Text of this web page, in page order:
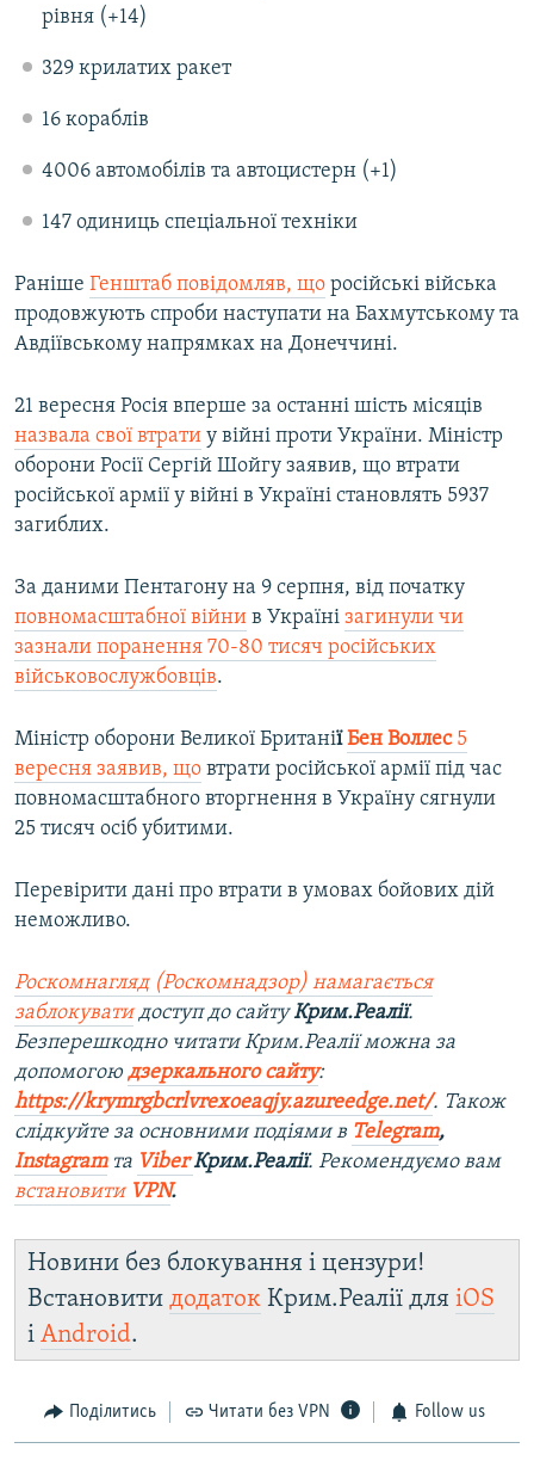
рівня (+14)
329 крилатих ракет
16 кораблів
4006 автомобілів та автоцистерн (+1)
147 одиниць спеціальної техніки
Раніше Генштаб повідомляв, що російські війська
продовжують спроби наступати на Бахмутському та
Авдіївському напрямках на Донеччині.
21 вересня Росія вперше за останні шість місяців
назвала свої втрати у війні проти України. Міністр
оборони Росії Сергій Шойгу заявив, що втрати
російської армії у війні в Україні становлять 5937
загиблих.
За даними Пентагону на 9 серпня, від початку
повномасштабної війни в Україні загинули чи
зазнали поранення 70-80 тисяч російських
військовослужбовців.
Міністр оборони Великої БританіїБен Воллес5
вересня заявив, що втрати російської армії під час
повномасштабного вторгнення в Україну сягнули
25 тисяч осіб убитими.
Перевірити дані про втрати в умовах бойових дій
неможливо.
Роскомнагляд (Роскомнадзор) намагається
заблокуватидоступ до сайтуКрим.Реалії.
Безперешкодно читати Крим.Реалії можна за
допомогою дзеркального сайту:
https://krymrgbcrlvrexoeaqjy.azureedge.net/. Також
слідкуйте за основними подіями в Telegram,
Instagramта ViberКрим.Реалії. Рекомендуємо вам
встановити VPN.
Новини без блокування і цензури!
Встановити додаток Крим.Реалії для iOS
і Android.
Поділитись Читати без VPN Follow us